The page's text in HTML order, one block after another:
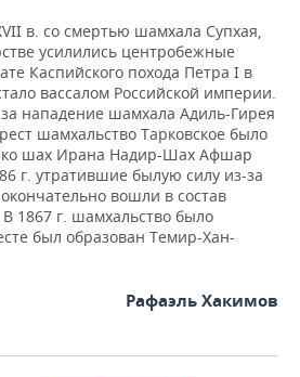
в. со смертью шамхала Супхая,
усилились центробежные
Каспийского похода Петра I в
вассалом Российской империи.
нападение шамхала Адиль-Гирея
шамхальство Тарковское было
шах Ирана Надир-Шах Афшар
г. утратившие былую силу из-за
вошли в состав
1867 г. шамхальство было
был образован Темир-Хан-
Рафаэль Хакимов